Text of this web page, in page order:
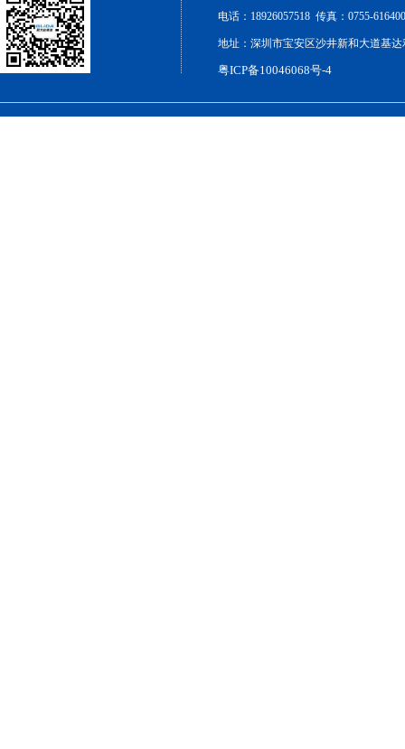
电话：18926057518 传真：0755-
地址：深圳市宝安区沙井新和大道基
粤ICP备10046068号-4